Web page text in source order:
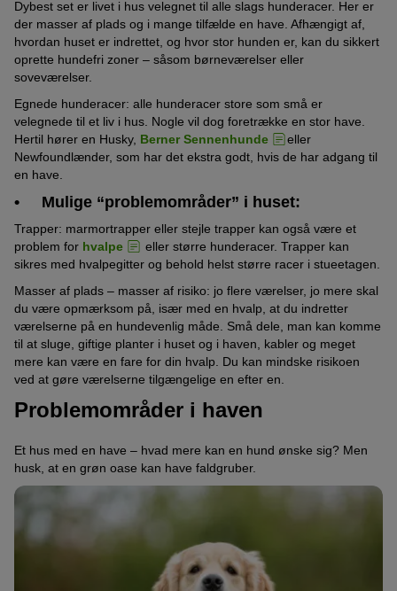
Dybest set er livet i hus velegnet til alle slags hunderacer. Her er
der masser af plads og i mange tilfælde en have. Afhængigt af,
hvordan huset er indrettet, og hvor stor hunden er, kan du sikkert
oprette hundefri zoner – såsom børneværelser eller
soveværelser.
Egnede hunderacer: alle hunderacer store som små er
velegnede til et liv i hus. Nogle vil dog foretrække en stor have.
Hertil hører en Husky, Berner Sennenhunde
eller
Newfoundlænder, som har det ekstra godt, hvis de har adgang til
en have.
• Mulige “problemområder” i huset:
Trapper: marmortrapper eller stejle trapper kan også være et
problem for hvalpe
eller større hunderacer. Trapper kan
sikres med hvalpegitter og behold helst større racer i stueetagen.
Masser af plads – masser af risiko: jo flere værelser, jo mere skal
du være opmærksom på, især med en hvalp, at du indretter
værelserne på en hundevenlig måde. Små dele, man kan komme
til at sluge, giftige planter i huset og i haven, kabler og meget
mere kan være en fare for din hvalp. Du kan mindske risikoen
ved at gøre værelserne tilgængelige en efter en.
Problemområder i haven
Et hus med en have – hvad mere kan en hund ønske sig? Men
husk, at en grøn oase kan have faldgruber.